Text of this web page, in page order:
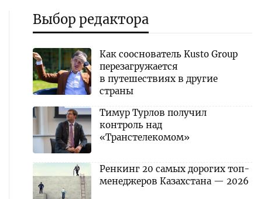
Выбор редактора
Как сооснователь Kusto Group
перезагружается
в путешествиях в другие
страны
Тимур Турлов получил
контроль над
«Транстелекомом»
Ренкинг 20 самых дорогих топ-
менеджеров Казахстана — 2026